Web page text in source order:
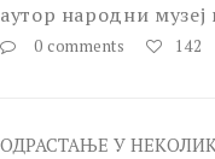
аутор народни музеј
0 comments 142
ОДРАСТАЊЕ У